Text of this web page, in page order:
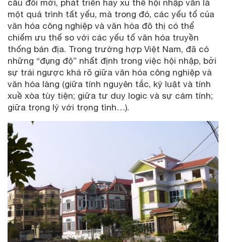
cầu đổi mới, phát triển hay xu thế hội nhập vẫn là
một quá trình tất yếu, mà trong đó, các yếu tố của
văn hóa công nghiệp và văn hóa đô thị có thể
chiếm ưu thế so với các yếu tố văn hóa truyền
thống bản địa. Trong trường hợp Việt Nam, đã có
những “đụng độ” nhất định trong việc hội nhập, bởi
sự trái ngược khá rõ giữa văn hóa công nghiệp và
văn hóa làng (giữa tính nguyên tắc, kỷ luật và tính
xuề xòa tùy tiện; giữa tư duy logic và sự cảm tính;
giữa trọng lý với trọng tình…).